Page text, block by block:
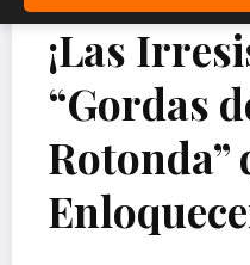
¡Las
“Gordas
Rotonda”